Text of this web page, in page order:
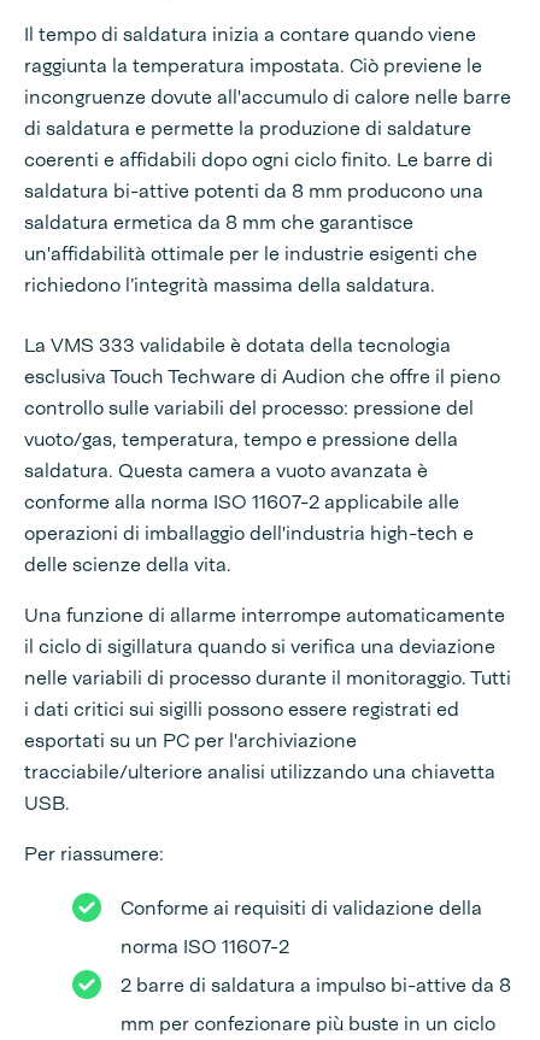
Il tempo di saldatura inizia a contare quando viene
raggiunta la temperatura impostata. Ciò previene le
incongruenze dovute all'accumulo di calore nelle barre
di saldatura e permette la produzione di saldature
coerenti e affidabili dopo ogni ciclo finito. Le barre di
saldatura bi-attive potenti da 8 mm producono una
saldatura ermetica da 8 mm che garantisce
un'affidabilità ottimale per le industrie esigenti che
richiedono l’integrità massima della saldatura.
La VMS 333 validabile è dotata della tecnologia
esclusiva Touch Techware di Audion che offre il pieno
controllo sulle variabili del processo: pressione del
vuoto/gas, temperatura, tempo e pressione della
saldatura. Questa camera a vuoto avanzata è
conforme alla norma ISO 11607-2 applicabile alle
operazioni di imballaggio dell'industria high-tech e
delle scienze della vita.
Una funzione di allarme interrompe automaticamente
il ciclo di sigillatura quando si verifica una deviazione
nelle variabili di processo durante il monitoraggio. Tutti
i dati critici sui sigilli possono essere registrati ed
esportati su un PC per l'archiviazione
tracciabile/ulteriore analisi utilizzando una chiavetta
USB.
Per riassumere:
Conforme ai requisiti di validazione della
norma ISO 11607-2
2 barre di saldatura a impulso bi-attive da 8
mm per confezionare più buste in un ciclo